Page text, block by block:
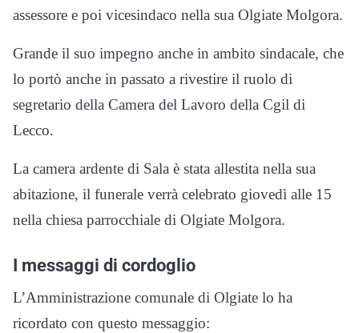
assessore e poi vicesindaco nella sua Olgiate Molgora.
Grande il suo impegno anche in ambito sindacale, che
lo portò anche in passato a rivestire il ruolo di
segretario della Camera del Lavoro della Cgil di
Lecco.
La camera ardente di Sala è stata allestita nella sua
abitazione, il funerale verrà celebrato giovedì alle 15
nella chiesa parrocchiale di Olgiate Molgora.
I messaggi di cordoglio
L’Amministrazione comunale di Olgiate lo ha
ricordato con questo messaggio: